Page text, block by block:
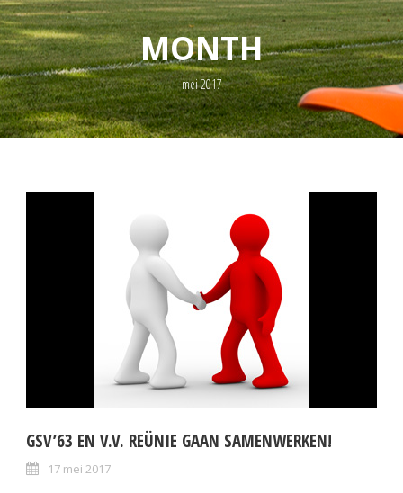
MONTH
mei 2017
GSV’63 EN V.V. REÜNIE GAAN SAMENWERKEN!
17 mei 2017